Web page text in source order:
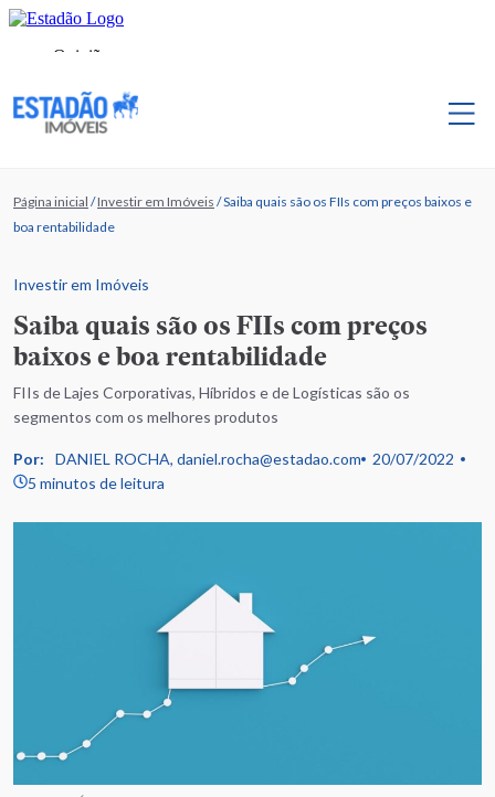
Página inicial /Investir em Imóveis /Saiba quais são os FIIs com preços baixos e
boa rentabilidade
Investir em Imóveis
Saiba quais são os FIIs com preços
baixos e boa rentabilidade
FIIs de Lajes Corporativas, Híbridos e de Logísticas são os
segmentos com os melhores produtos
Por: DANIEL ROCHA, daniel.rocha@estadao.com
20/07/2022
5 minutos de leitura